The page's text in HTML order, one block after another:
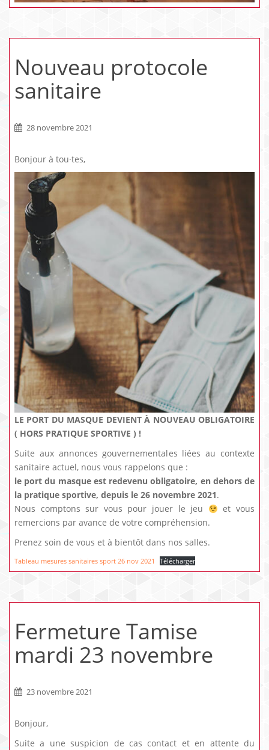
Nouveau protocole
sanitaire
28 novembre 2021
Bonjour à tou·tes,
LE PORT DU MASQUE DEVIENT À NOUVEAU OBLIGATOIRE
( HORS PRATIQUE SPORTIVE ) !
Suite aux annonces gouvernementales liées au contexte
sanitaire actuel, nous vous rappelons que :
le port du masque est redevenu obligatoire, en dehors de
la pratique sportive, depuis le 26 novembre 2021.
Nous comptons sur vous pour jouer le jeu
et vous
remercions par avance de votre compréhension.
Prenez soin de vous et à bientôt dans nos salles.
Tableau mesures sanitaires sport 26 nov 2021 Télécharger
Fermeture Tamise
mardi 23 novembre
23 novembre 2021
Bonjour,
Suite a une suspicion de cas contact et en attente du